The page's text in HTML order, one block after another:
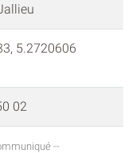
5.2720606
02
--